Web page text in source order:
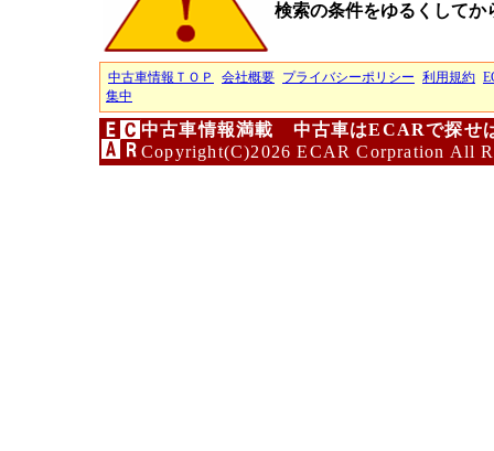
検索の条件をゆるくして
中古車情報ＴＯＰ 会社概要 プライバシーポリシー 利用規約
集中
中古車情報満載 中古車はECARで探せ
Copyright(C)2026 ECAR Corpration All